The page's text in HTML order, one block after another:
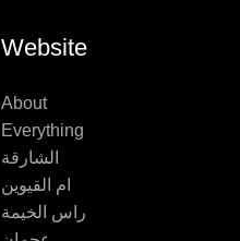
Website
About
Everything
الشارقة
ام القيوين
راس الخيمة